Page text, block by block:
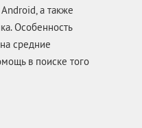
а также
Особенность
средние
в поиске того